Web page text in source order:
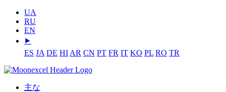
UA
RU
EN
⯈
ES JA DE HI AR CN PT FR IT KO PL RO TR
主な